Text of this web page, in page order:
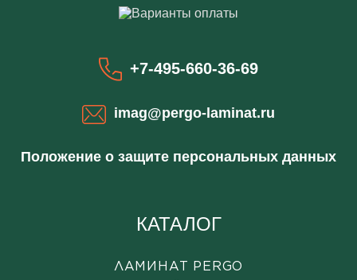
+7-495-660-36-69
imag@pergo-laminat.ru
Положение о защите персональных данных
КАТАЛОГ
ЛАМИНАТ PERGO